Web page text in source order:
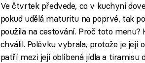
Ve čtvrtek předvede, co v kuchyni
pokud udělá maturitu na poprvé, tak
použila na cestování. Proč toto menu?
chválil. Polévku vybrala, protože je její
patří mezi její oblíbená jídla a tiramisu